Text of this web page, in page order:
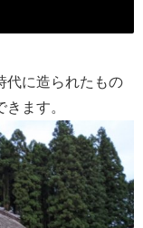
代に造られたもの
ます。